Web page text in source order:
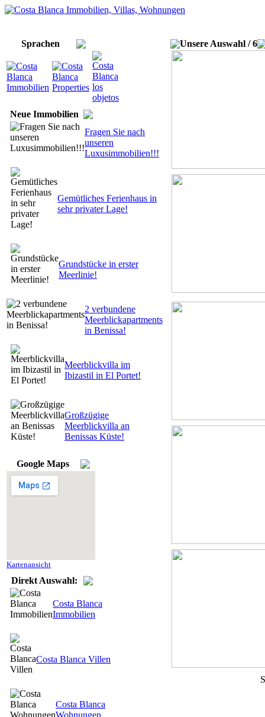
Sprachen
Neue Immobilien
Fragen Sie nach
unseren
Luxusimmobilien!!!
Gemütliches Ferienhaus in
sehr privater Lage!
Grundstücke in erster
Meerlinie!
2 verbundene
Meerblickapartments
in Benissa!
Meerblickvilla im
Ibizastil in El Portet!
Großzügige
Meerblickvilla an
Benissas Küste!
Google Maps
Kartenansicht
Direkt Auswahl:
Costa Blanca
Immobilien
Costa Blanca Villen
Costa Blanca
Wohnungen
Unsere Auswahl / 6